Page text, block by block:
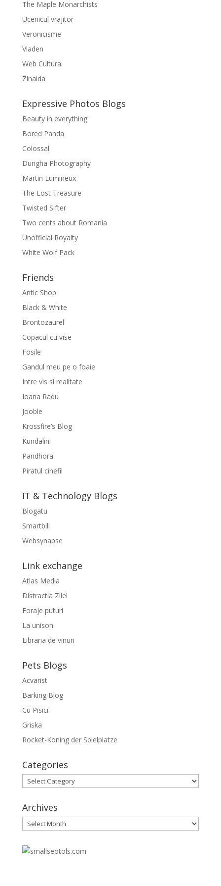
The Maple Monarchists
Ucenicul vrajitor
Veronicisme
Vladen
Web Cultura
Zinaida
Expressive Photos Blogs
Beauty in everything
Bored Panda
Colossal
Dungha Photography
Martin Lumineux
The Lost Treasure
Twisted Sifter
Two cents about Romania
Unofficial Royalty
White Wolf Pack
Friends
Antic Shop
Black & White
Brontozaurel
Copacul cu vise
Fosile
Gandul meu pe o foaie
Intre vis si realitate
Ioana Radu
Jooble
Krossfire’s Blog
Kundalini
Pandhora
Piratul cinefil
IT & Technology Blogs
Blogatu
Smartbill
Websynapse
Link exchange
Atlas Media
Distractia Zilei
Foraje puturi
La unison
Libraria de vinuri
Pets Blogs
Acvarist
Barking Blog
Cu Pisici
Griska
Rocket-Koning der Spielplatze
Categories
Categories
Archives
Archives